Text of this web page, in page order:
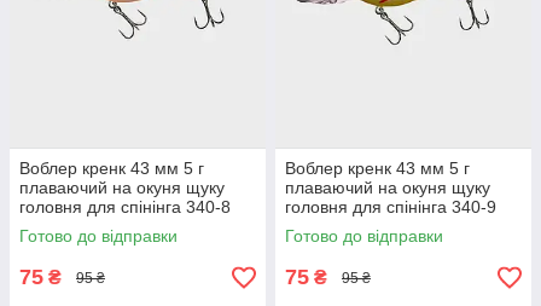
Воблер кренк 43 мм 5 г
плаваючий на окуня щуку
головня для спінінга 340-8
Готово до відправки
75 ₴ 95 ₴
Воблер кренк 43 мм 5 г
плаваючий на окуня щуку
головня для спінінга 340-9
Готово до відправки
75 ₴ 95 ₴